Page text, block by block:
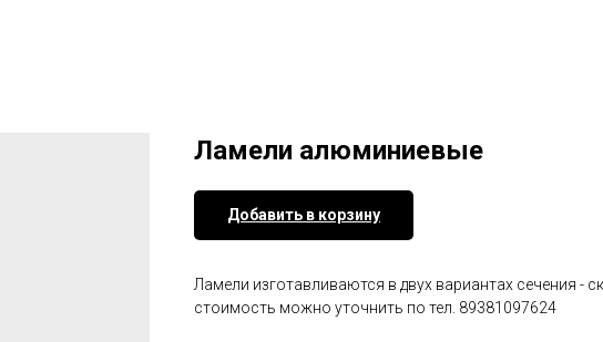
Ламели алюминиевые
Добавить в корзину
Ламели изготавливаются в двух вариантах сечения -
стоимость можно уточнить по тел. 89381097624